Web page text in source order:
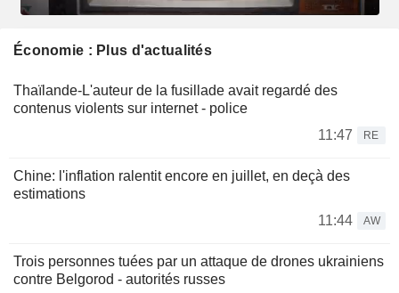
Économie : Plus d'actualités
Thaïlande-L'auteur de la fusillade avait regardé des
contenus violents sur internet - police
11:47
RE
Chine: l'inflation ralentit encore en juillet, en deçà des
estimations
11:44
AW
Trois personnes tuées par un attaque de drones ukrainiens
contre Belgorod - autorités russes